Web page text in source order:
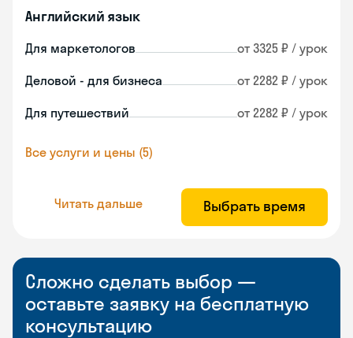
Английский язык
Для маркетологов от 3325 ₽ / урок
Деловой - для бизнеса от 2282 ₽ / урок
Для путешествий от 2282 ₽ / урок
Все услуги и цены (5)
Читать дальше Выбрать время
Сложно сделать выбор —
оставьте заявку на бесплатную
консультацию